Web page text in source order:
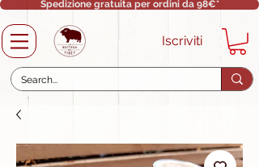
Spedizione gratuita per ordini da 98€*
Iscriviti